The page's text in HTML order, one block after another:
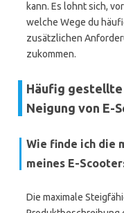
kann. Es lohnt sich,
welche Wege du
zusätzlichen
zukommen.
Häufig gestellte
Neigung von E-
Wie finde ich die
meines E-
Die maximale